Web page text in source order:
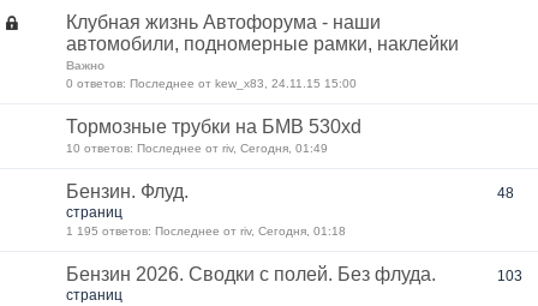
Клубная жизнь Автофорума - наши
автомобили, подномерные рамки, наклейки
Важно
0 ответов: Последнее от kew_x83, 24.11.15 15:00
Тормозные трубки на БМВ 530xd
10 ответов: Последнее от riv, Сегодня, 01:49
Бензин. Флуд.
48
страниц
1 195 ответов: Последнее от riv, Сегодня, 01:18
Бензин 2026. Сводки с полей. Без флуда.
103
страниц